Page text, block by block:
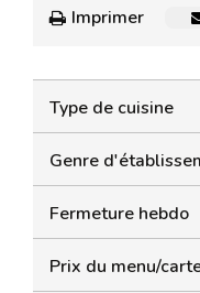
Imprimer
Type de cuisine
Genre
Fermeture hebdo
Prix du menu/